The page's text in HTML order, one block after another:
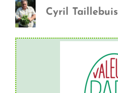
Cyril Taillebuis